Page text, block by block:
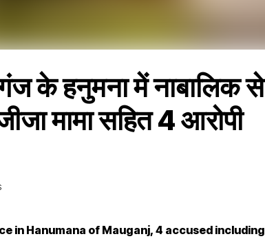
हनुमना में नाबालिक से
मामा सहित 4 आरोपी
in Hanumana of Mauganj, 4 accused including